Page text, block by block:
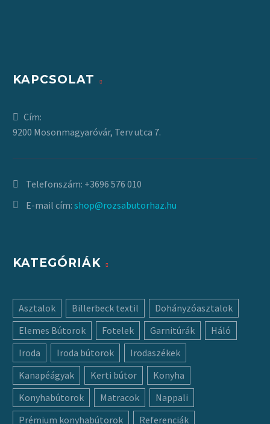
KAPCSOLAT
Cím:
9200 Mosonmagyaróvár, Terv utca 7.
Telefonszám: +3696 576 010
E-mail cím: shop@rozsabutorhaz.hu
KATEGÓRIÁK
Asztalok Billerbeck textil
Dohányzóasztalok
Elemes Bútorok
Fotelek Garnitúrák
Háló
Iroda
Iroda bútorok
Irodaszékek
Kanapéágyak
Kerti bútor
Konyha
Konyhabútorok
Matracok
Nappali
Prémium konyhabútorok
Referenciák